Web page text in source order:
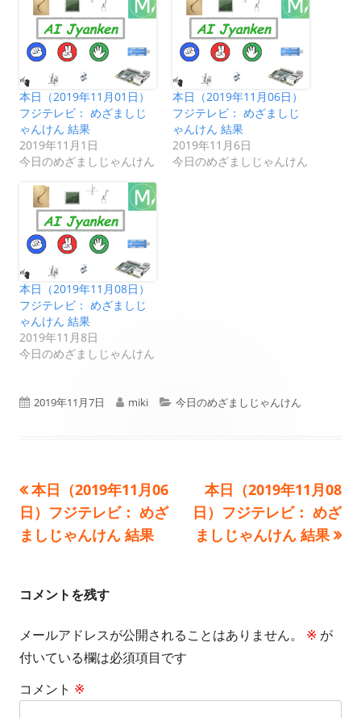
本日（2019年11月01日）
フジテレビ： めざましじ
ゃんけん 結果
2019年11月1日
今日のめざましじゃんけん
本日（2019年11月06日）
フジテレビ： めざましじ
ゃんけん 結果
2019年11月6日
今日のめざましじゃんけん
本日（2019年11月08日）
フジテレビ： めざましじ
ゃんけん 結果
2019年11月8日
今日のめざましじゃんけん
公
2019年11月7日
作
miki
カ
今日のめざましじゃんけん
投
稿
ビ
ゲ
ー
シ
前
の
記
本日（2019年11月06
日）フジテレビ： めざ
ましじゃんけん 結果
次
の
記
本日（2019年11月08
日）フジテレビ： めざ
ましじゃんけん 結果
コメントを残す
メールアドレスが公開されることはありません。 ※ が
付いている欄は必須項目です
コメント ※